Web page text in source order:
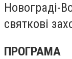
Новограді-
святкові
ПРОГРАМА